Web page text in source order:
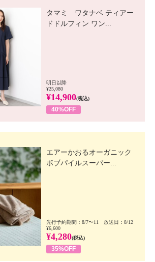
タマミ ワタナベ ティアー
ドドルフィン ワン...
明日以降
¥25,080
¥14,900(税込)
40%OFF
エアーかおるオーガニック
ボブパイルスーパー...
先行予約期間：8/7〜11 放送日：8/12
¥6,600
¥4,280(税込)
35%OFF